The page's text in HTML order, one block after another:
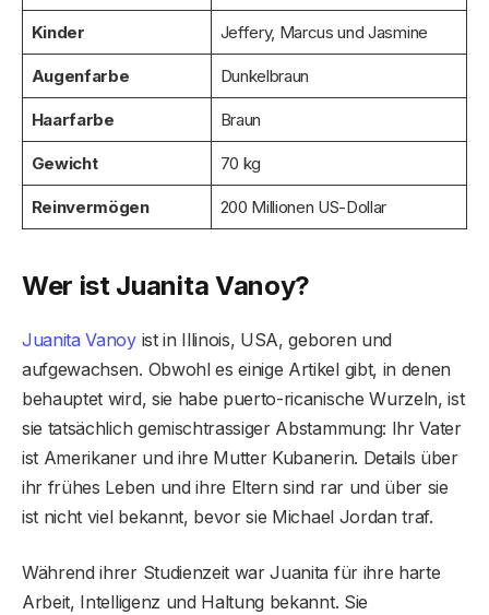
Kinder Jeffery, Marcus und Jasmine
Augenfarbe Dunkelbraun
Haarfarbe Braun
Gewicht 70 kg
Reinvermögen 200 Millionen US-Dollar
Wer ist Juanita Vanoy?
Juanita Vanoyist in Illinois, USA, geboren und
aufgewachsen. Obwohl es einige Artikel gibt, in denen
behauptet wird, sie habe puerto-ricanische Wurzeln, ist
sie tatsächlich gemischtrassiger Abstammung: Ihr Vater
ist Amerikaner und ihre Mutter Kubanerin. Details über
ihr frühes Leben und ihre Eltern sind rar und über sie
ist nicht viel bekannt, bevor sie Michael Jordan traf.
Während ihrer Studienzeit war Juanita für ihre harte
Arbeit, Intelligenz und Haltung bekannt. Sie